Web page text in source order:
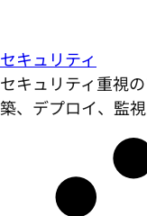
セキュリティ
セキュリティ重視
築、デプロイ、監視